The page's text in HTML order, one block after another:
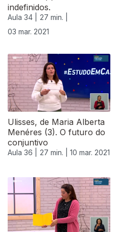
indefinidos.
Aula 34 |
27 min. |
03 mar. 2021
Ulisses, de Maria Alberta
Menéres (3). O futuro do
conjuntivo
Aula 36 | 27 min. | 10 mar. 2021